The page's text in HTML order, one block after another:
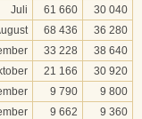
Juli
61 660
30 040
68 436
36 280
33 228
38 640
21 166
30 920
9 790
9 800
9 662
9 360